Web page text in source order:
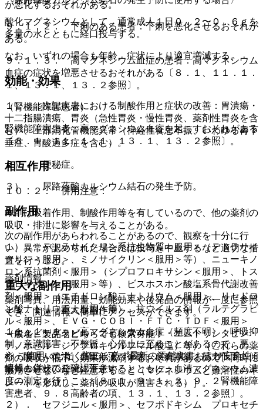
が悪化するおそれがある。
９．１．２． 下痢のある患者：下痢を悪化させるおそれが
ある。
９．１．３． 高マグネシウム血症の患者：高マグネシウム
血症の症状を増悪させるおそれがある〔８．１、１１．１．
１、１３．１、１３．２参照〕。
（腎機能障害患者）
腎機能障害患者：高マグネシウム血症を起こすおそれがある
〔８．１、１１．１．１、１３．１、１３．２参照〕。
相互作用
１０．２． 併用注意：
本剤は吸着作用、制酸作用等を有しているので、他の薬剤の
吸収・排泄に影響を与えることがある。
１）． テトラサイクリン系抗生物質＜服用＞（テトラサイ
クリン＜服用＞、ミノサイクリン＜服用＞等）、ニューキノ
ロン系抗菌剤＜服用＞（シプロフロキサシン＜服用＞、トス
フロキサシン＜服用＞等）、ビスホスホン酸塩系骨代謝改善
剤＜服用＞（エチドロン酸二ナトリウム＜服用＞、リセドロ
ン酸ナトリウム＜服用＞等）、抗ウイルス剤（ラルテグラビ
ル＜服用＞、ＥＶＧ・ＣＯＢＩ・ＦＴＣ・ＴＤＦ＜服用＞
（エルビテグラビル・コビシスタット・エムトリシタビン・
テノホビル ジソプロキシルフマル酸塩）等）［これらの薬
剤の吸収が低下し効果が減弱するおそれがあるので、同時に
服用させないなど注意すること（マグネシウムと難溶性のキ
レートを形成し、薬剤の吸収が阻害される）］。
２）． セフジニル＜服用＞、セフポドキシム プロキセチ
酸化マグネシウムとして、通常成人１日０．２〜０．６ｇを
多量の水とともに経口投与する。
なお、いずれの場合も年齢、症状により適宜増減する。
効能・効果
１）． 次記疾患における制酸作用と症状の改善：胃潰瘍・
十二指腸潰瘍、胃炎（急性胃炎・慢性胃炎、薬剤性胃炎を含
む）、上部消化管機能異常（神経性食思不振、いわゆる胃下
垂症、胃酸過多症を含む）。
２）． 便秘症。
３）． 尿路蓚酸カルシウム結石の発生予防。
副作用
次の副作用があらわれることがあるので、観察を十分に行
い、異常が認められた場合には投与を中止するなど適切な措
置を行うこと。
重大な副作用
１１．１． 重大な副作用
１１．１．１． 高マグネシウム血症（頻度不明）：呼吸抑
制、意識障害、不整脈、心停止に至ることがあるので、悪
心・嘔吐、口渇、血圧低下、徐脈、皮膚潮紅、筋力低下、傾
眠等の症状の発現に注意するとともに、血清マグネシウム濃
度の測定を行うこと〔８．１、９．１．３、９．２腎機能障
害患者、９．８高齢者の項、１３．１、１３．２参照〕。
薬剤情報
薬剤写真、用法用量、効能効果や後発品の情報が一度に参照
でき、関連情報へ簡単にアクセスができます。
一般名、製品名どちらでも検索可能！
※ ご使用いただく際に、必ず最新の添付文書および安全性
情報も併せてご確認下さい。